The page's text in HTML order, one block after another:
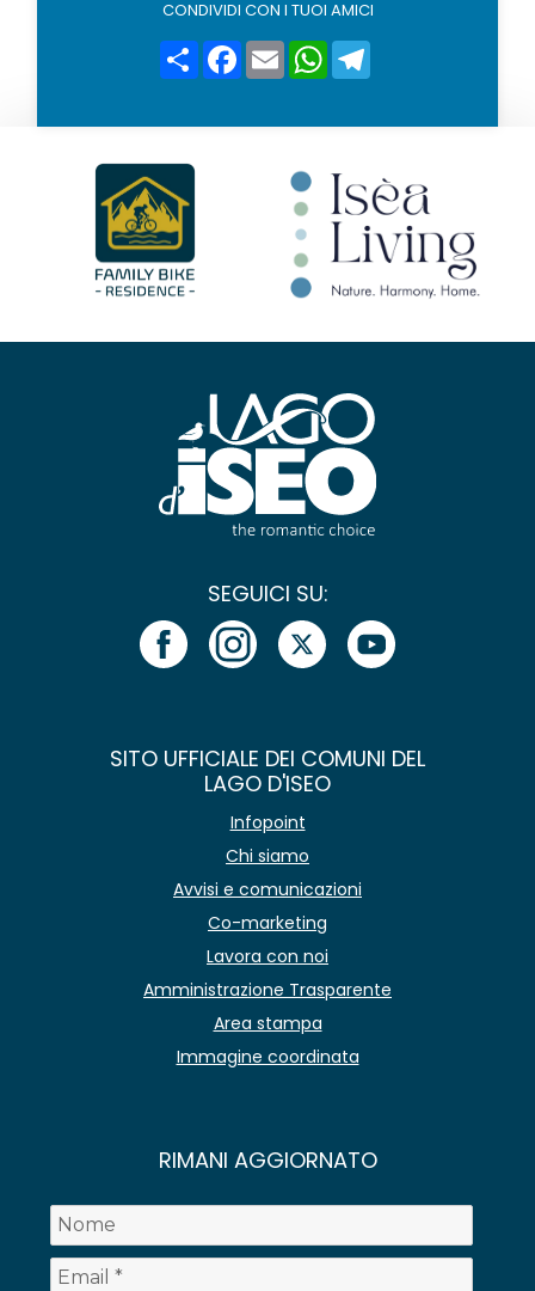
CONDIVIDI CON I TUOI AMICI
CondividiFacebook
Email WhatsApp
SEGUICI SU:
SITO UFFICIALE DEI COMUNI DEL
LAGO D'ISEO
Infopoint
Chi siamo
Avvisi e comunicazioni
Co-marketing
Lavora con noi
Amministrazione Trasparente
Area stampa
Immagine coordinata
RIMANI AGGIORNATO